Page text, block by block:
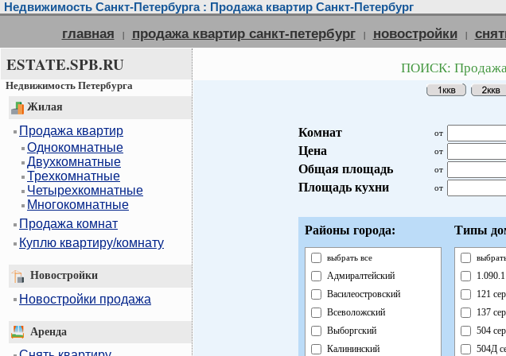
Недвижимость Санкт-Петербурга : Продажа квартир Санкт-Петербург
главная | продажа квартир санкт-петербург | новостройки |
ESTATE.SPB.RU
Недвижимость Петербурга
Жилая
Продажа квартир
Однокомнатные
Двухкомнатные
Трехкомнатные
Четырехкомнатные
Многокомнатные
Продажа комнат
Куплю квартиру/комнату
Новостройки
Новостройки продажа
Аренда
ПОИСК: Продажа
Комнат от
Цена от
Общая площадь от
Площадь кухни от
Районы города:
выбрать все
Адмиралтейский
Василеостровский
Всеволожский
Выборгский
Калининский
Типы
121
137
504
504Д